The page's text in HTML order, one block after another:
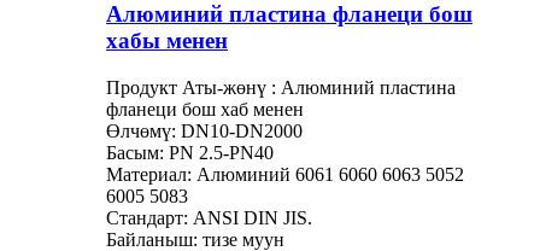
Алюминий пластина фланеци бош
хабы менен
Продукт Аты-жөнү : Алюминий пластина
фланеци бош хаб менен
Өлчөмү: DN10-DN2000
Басым: PN 2.5-PN40
Материал: Алюминий 6061 6060 6063 5052
6005 5083
Стандарт: ANSI DIN JIS.
Байланыш: тизе муун